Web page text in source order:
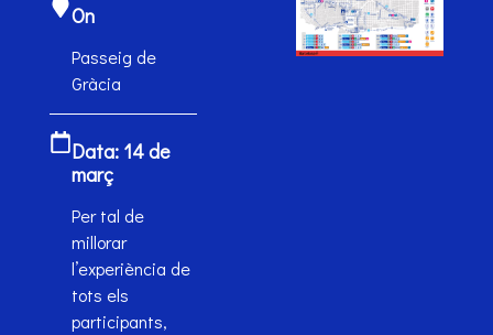
On
Passeig de
Gràcia
Data: 14 de
març
Per tal de
millorar
l’experiència de
tots els
participants,